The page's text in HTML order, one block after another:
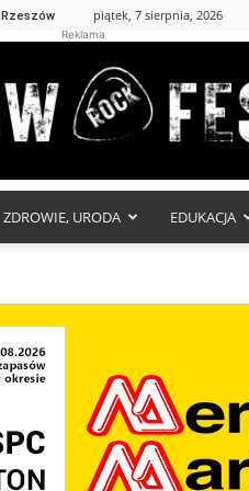
Rzeszów piątek, 7 sierpnia, 2026
Reklama
ZDROWIE, URODA EDUKACJA